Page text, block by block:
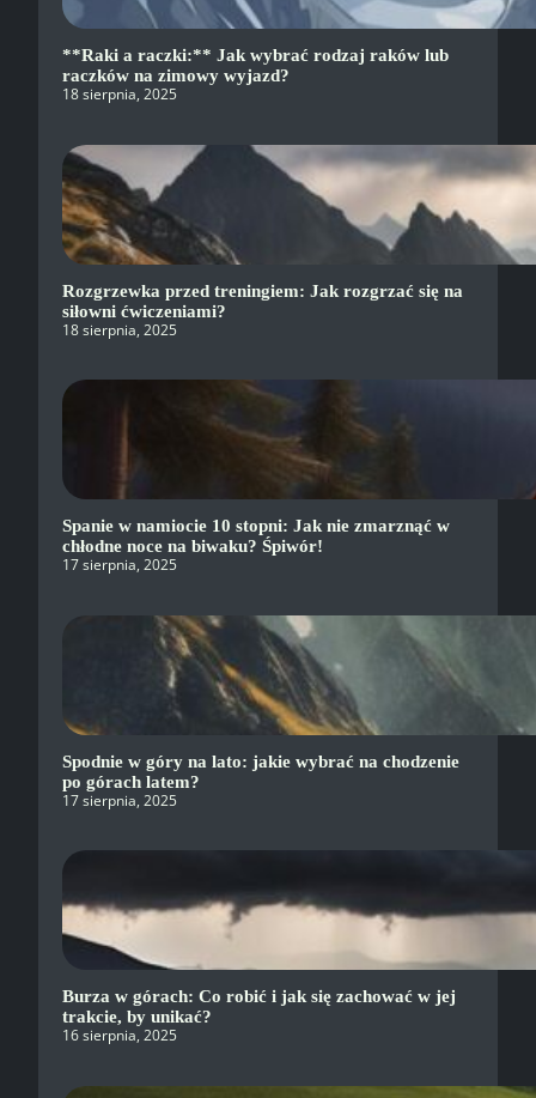
**Raki a raczki:** Jak wybrać rodzaj raków lub
raczków na zimowy wyjazd?
18 sierpnia, 2025
Rozgrzewka przed treningiem: Jak rozgrzać się na
siłowni ćwiczeniami?
18 sierpnia, 2025
Spanie w namiocie 10 stopni: Jak nie zmarznąć w
chłodne noce na biwaku? Śpiwór!
17 sierpnia, 2025
Spodnie w góry na lato: jakie wybrać na chodzenie
po górach latem?
17 sierpnia, 2025
Burza w górach: Co robić i jak się zachować w jej
trakcie, by unikać?
16 sierpnia, 2025